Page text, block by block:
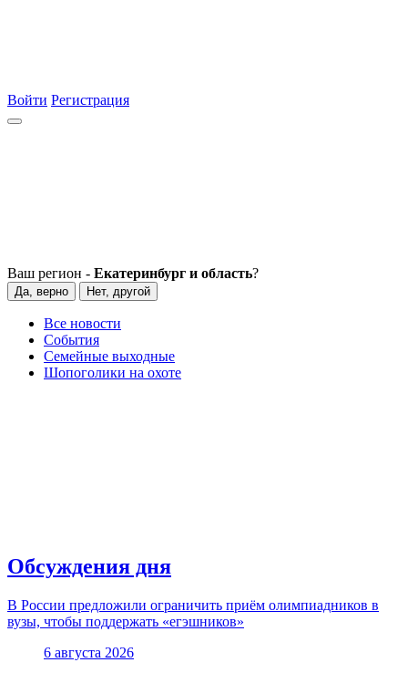
Войти Регистрация
Ваш регион - Екатеринбург и область?
Да, верно Нет, другой
Все новости
События
Семейные выходные
Шопоголики на охоте
Обсуждения дня
В России предложили ограничить приём олимпиадников в
вузы, чтобы поддержать «егэшников»
6 августа 2026